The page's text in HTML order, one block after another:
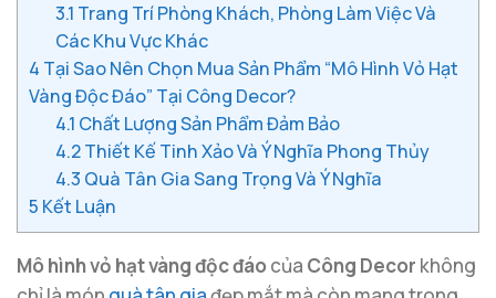
3.1 Trang Trí Phòng Khách, Phòng Làm Việc Và
Các Khu Vực Khác
4 Tại Sao Nên Chọn Mua Sản Phẩm “Mô Hình Vỏ Hạt
Vàng Độc Đáo” Tại Công Decor?
4.1 Chất Lượng Sản Phẩm Đảm Bảo
4.2Thiết Kế Tinh Xảo Và Ý Nghĩa Phong Thủy
4.3 Quà Tân Gia Sang Trọng Và Ý Nghĩa
5 Kết Luận
Mô hình vỏ hạt vàng độc đáo của Công Decor không